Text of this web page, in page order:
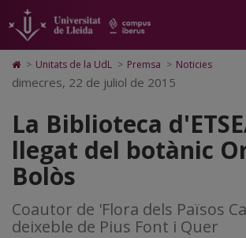
La
Biblioteca
d'ETSEA
rep
el
llegat
del
botànic
Oriol
pàgina
principal.
Universitat
Lleida
contingut
principal
Mapa
Web.
Universitat
Cerca
Accessibilitat.
Universitat
Lleida
Icono
de
Home
a
la
página
de
inicio
> Unitats de la UdL > Premsa > Noticies
dimecres, 22 de juliol de 2015
La Biblioteca
llegat del botànic
Bolòs
Coautor de 'Flora dels Països
deixeble de Pius Font i Quer